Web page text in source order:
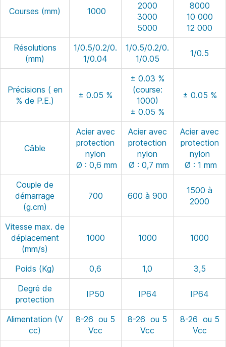
Courses (mm) 1000
2000
3000
5000
8000
10 000
12 000
Résolutions
(mm)
1/0.5/0.2/0.
1/0.04
1/0.5/0.2/0.
1/0.05
1/0.5
Précisions ( en
% de P.E.)
± 0.05 %
± 0.03 %
(course:
1000)
± 0.05 %
± 0.05 %
Câble
Acier avec
protection
nylon
Ø : 0,6 mm
Acier avec
protection
nylon
Ø : 0,7 mm
Acier avec
protection
nylon
Ø : 1 mm
Couple de
démarrage
(g.cm)
700 600 à 900
1500 à
2000
Vitesse max. de
déplacement
(mm/s)
1000 1000 1000
Poids (Kg) 0,6 1,0
3,5
Degré de
protection
IP50 IP64 IP64
Alimentation (V
cc)
8-26 ou 5
Vcc
8-26 ou 5
Vcc
8-26 ou 5
Vcc